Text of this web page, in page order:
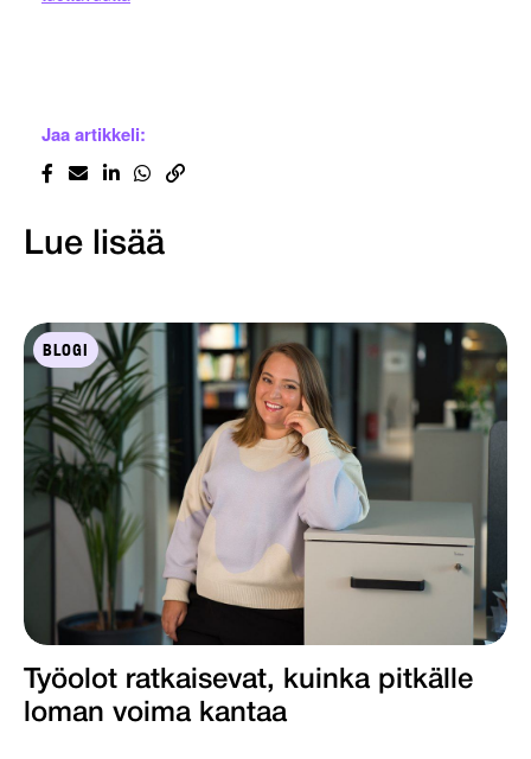
Jaa artikkeli:
Lue lisää
BLOGI
Työolot ratkaisevat, kuinka pitkälle
loman voima kantaa